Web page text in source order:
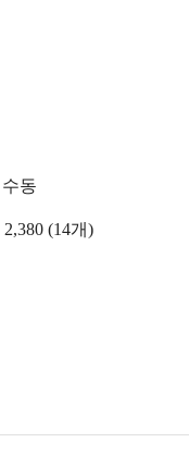
동
(14개)